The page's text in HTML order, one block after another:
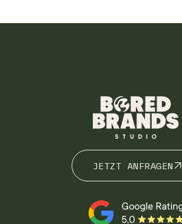
JETZT ANFRAGEN